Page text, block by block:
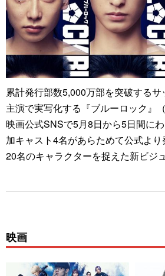
累計発行部数5,000万部を突破する
主演で実写化する『ブルーロック』
映画公式SNSで5月8日から5日間に
加キャスト4名があらためて公式よ
20名のキャラクターを捉えた新ビジ
映画